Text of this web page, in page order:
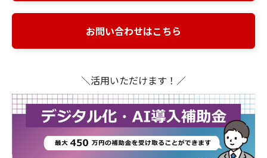
お問い合わせはこちら
＼活用いただけます！／